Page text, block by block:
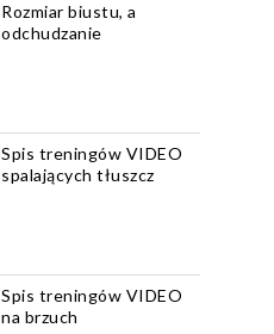
Rozmiar biustu, a
odchudzanie
Spis treningów VIDEO
spalających tłuszcz
Spis treningów VIDEO
na brzuch